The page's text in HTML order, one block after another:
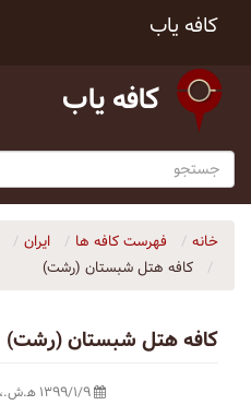
کافه یاب
کافه یاب
خانه فهرست کافه ها ایران
كافه هتل شبستان (رشت)
كافه هتل شبستان (رشت)